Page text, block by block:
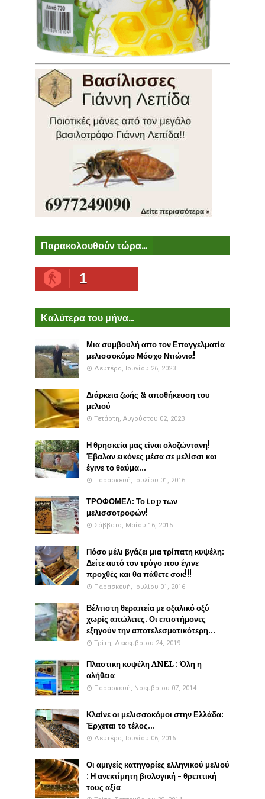
Παρακολουθούν τώρα...
1
Καλύτερα του μήνα...
Μια συμβουλή απο τον Επαγγελματία
μελισσοκόμο Μόσχο Ντιώνια!
Δευτέρα, Ιουνίου 26, 2023
Διάρκεια ζωής & αποθήκευση του
μελιού
Τετάρτη, Αυγούστου 02, 2023
Η θρησκεία μας είναι ολοζώντανη!
Έβαλαν εικόνες μέσα σε μελίσσι και
έγινε το θαύμα...
Παρασκευή, Ιουλίου 01, 2016
ΤΡΟΦΟΜΕΛ: Το top των
μελισσοτροφών!
Σάββατο, Μαΐου 16, 2015
Πόσο μέλι βγάζει μια τρίπατη κυψέλη:
Δείτε αυτό τον τρύγο που έγινε
προχθές και θα πάθετε σοκ!!!
Παρασκευή, Ιουλίου 01, 2016
Βέλτιστη θεραπεία με οξαλικό οξύ
χωρίς απώλειες. Οι επιστήμονες
εξηγούν την αποτελεσματικότερη...
Τρίτη, Δεκεμβρίου 24, 2019
Πλαστικη κυψέλη ANEL : Όλη η
αλήθεια
Παρασκευή, Νοεμβρίου 07, 2014
Κλαίνε οι μελισσοκόμοι στην Ελλάδα:
Έρχεται το τέλος...
Δευτέρα, Ιουνίου 06, 2016
Οι αμιγείς κατηγορίες ελληνικού μελιού
: Η ανεκτίμητη βιολογική - θρεπτική
τους αξία